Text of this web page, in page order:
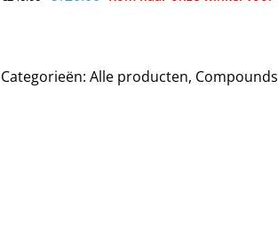
€240.00.€120.00.
Categorieën: Alle producten, Compounds